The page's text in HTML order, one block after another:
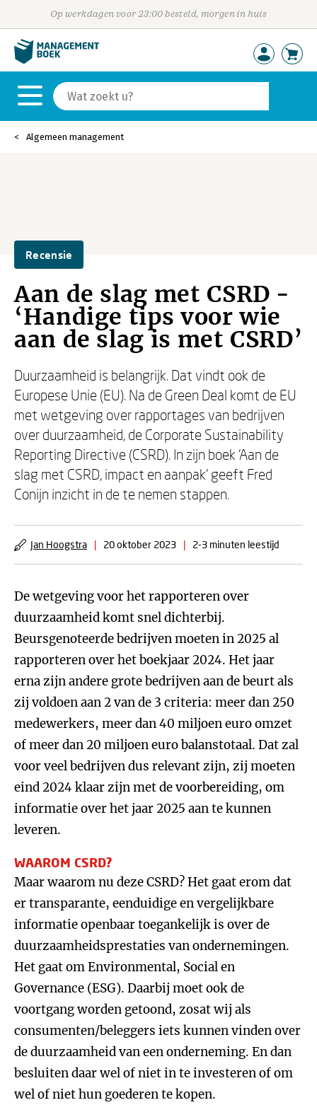
Op werkdagen voor 23:00 besteld, morgen in huis
Algemeen management
Recensie
Aan de slag met CSRD -
‘Handige tips voor wie
aan de slag is met CSRD’
Duurzaamheid is belangrijk. Dat vindt ook de
Europese Unie (EU). Na de Green Deal komt de EU
met wetgeving over rapportages van bedrijven
over duurzaamheid, de Corporate Sustainability
Reporting Directive (CSRD). In zijn boek ‘Aan de
slag met CSRD, impact en aanpak’ geeft Fred
Conijn inzicht in de te nemen stappen.
Jan Hoogstra | 20 oktober 2023 | 2-3 minuten leestijd
De wetgeving voor het rapporteren over
duurzaamheid komt snel dichterbij.
Beursgenoteerde bedrijven moeten in 2025 al
rapporteren over het boekjaar 2024. Het jaar
erna zijn andere grote bedrijven aan de beurt als
zij voldoen aan 2 van de 3 criteria: meer dan 250
medewerkers, meer dan 40 miljoen euro omzet
of meer dan 20 miljoen euro balanstotaal. Dat zal
voor veel bedrijven dus relevant zijn, zij moeten
eind 2024 klaar zijn met de voorbereiding, om
informatie over het jaar 2025 aan te kunnen
leveren.
WAAROM CSRD?
Maar waarom nu deze CSRD? Het gaat erom dat
er transparante, eenduidige en vergelijkbare
informatie openbaar toegankelijk is over de
duurzaamheidsprestaties van ondernemingen.
Het gaat om Environmental, Social en
Governance (ESG). Daarbij moet ook de
voortgang worden getoond, zosat wij als
consumenten/beleggers iets kunnen vinden over
de duurzaamheid van een onderneming. En dan
besluiten daar wel of niet in te investeren of om
wel of niet hun goederen te kopen.